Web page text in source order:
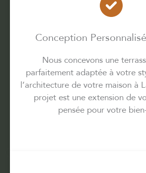
Conception
Nous concevons une
parfaitement adaptée à votre
l’architecture de votre maison à
projet est une extension de
pensée pour votre